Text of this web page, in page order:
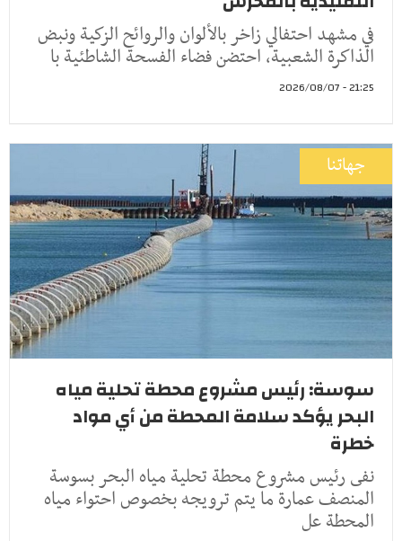
في مشهد احتفالي زاخر بالألوان والروائح الزكية ونبض
الذاكرة الشعبية، احتضن فضاء الفسحة الشاطئية با
21:25 - 2026/08/07
جهاتنا
سوسة: رئيس مشروع محطة تحلية مياه
البحر يؤكد سلامة المحطة من أي مواد
خطرة
نفى رئيس مشروع محطة تحلية مياه البحر بسوسة
المنصف عمارة ما يتم ترويجه بخصوص احتواء مياه
المحطة عل